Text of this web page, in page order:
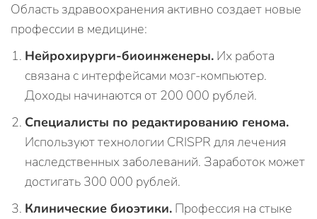
Область здравоохранения активно создает новые
профессии в медицине:
Нейрохирурги-биоинженеры. Их работа
связана с интерфейсами мозг-компьютер.
Доходы начинаются от 200 000 рублей.
Специалисты по редактированию генома.
Используют технологии CRISPR для лечения
наследственных заболеваний. Заработок может
достигать 300 000 рублей.
Клинические биоэтики. Профессия на стыке